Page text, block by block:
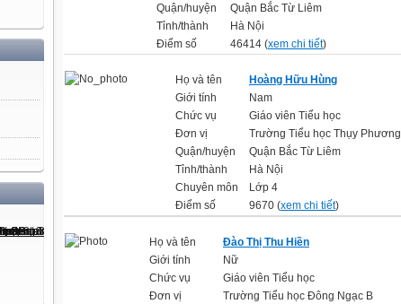
Quận/huyện
Quận Bắc Từ Liêm
Tỉnh/thành
Hà Nội
Điểm số
46414 (xem chi tiết)
Họ và tên
Hoàng Hữu Hùng
Giới tính
Nam
Chức vụ
Giáo viên Tiểu học
Đơn vị
Trường Tiểu học Thụy Phương
Quận/huyện
Quận Bắc Từ Liêm
Tỉnh/thành
Hà Nội
Chuyên môn
Lớp 4
Điểm số
9670 (xem chi tiết)
Họ và tên
Đào Thị Thu Hiền
Giới tính
Nữ
Chức vụ
Giáo viên Tiểu học
Đơn vị
Trường Tiểu học Đông Ngạc B